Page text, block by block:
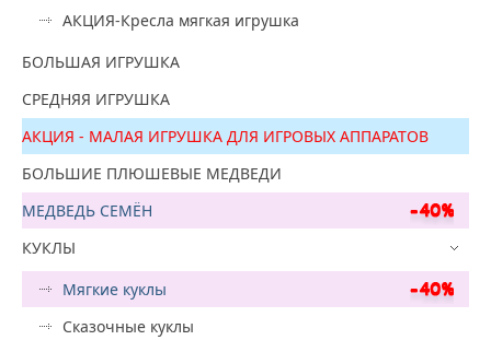
АКЦИЯ-Кресла мягкая игрушка
БОЛЬШАЯ ИГРУШКА
СРЕДНЯЯ ИГРУШКА
АКЦИЯ - МАЛАЯ ИГРУШКА ДЛЯ ИГРОВЫХ АППАРАТОВ
БОЛЬШИЕ ПЛЮШЕВЫЕ МЕДВЕДИ
МЕДВЕДЬ СЕМЁН
КУКЛЫ
Мягкие куклы
Сказочные куклы